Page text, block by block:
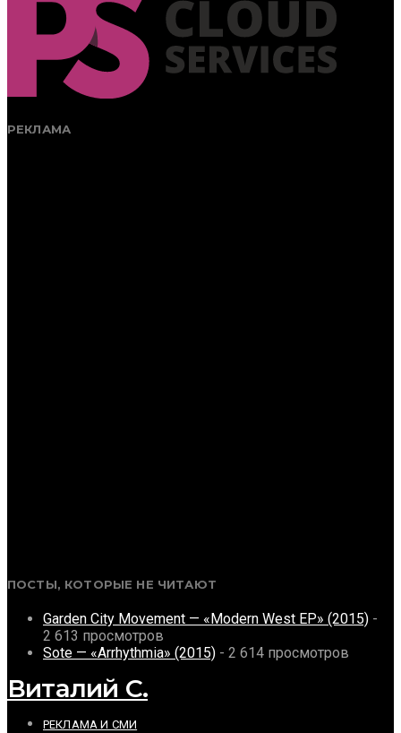
РЕКЛАМА
ПОСТЫ, КОТОРЫЕ НЕ ЧИТАЮТ
Garden City Movement — «Modern West EP» (2015) -
2 613 просмотров
Sote — «Arrhythmia» (2015) - 2 614 просмотров
Виталий С.
РЕКЛАМА И СМИ